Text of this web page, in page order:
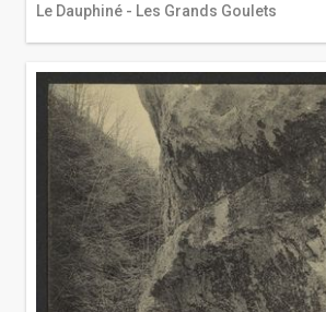
Le Dauphiné - Les Grands Goulets